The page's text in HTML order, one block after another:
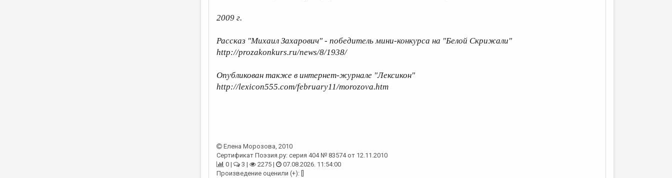
2009 г.
Рассказ "Михаил Захарович" - победитель мини-конкурса на "Белой Скрижали"
http://prozakonkurs.ru/news/8/1938/
Опубликован также в интернет-журнале "Лексикон"
http://lexicon555.com/february11/morozova.htm
Елена Морозова, 2010
Сертификат Поэзия.ру: серия 404 № 83574 от 12.11.2010
0 |
3 | 2275 |
07.08.2026. 11:54:00
Произведение оценили (+): []